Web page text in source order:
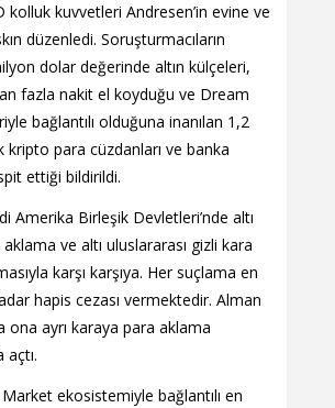
kolluk kuvvetleri Andresen’in evine ve
düzenledi. Soruşturmacıların
dolar değerinde altın külçeleri,
fazla nakit el koyduğu ve Dream
bağlantılı olduğuna inanılan 1,2
kripto para cüzdanları ve banka
ettiği bildirildi.
Amerika Birleşik Devletleri’nde altı
ve altı uluslararası gizli kara
karşı karşıya. Her suçlama en
hapis cezası vermektedir. Alman
ona ayrı karaya para aklama
açtı.
ekosistemiyle bağlantılı en